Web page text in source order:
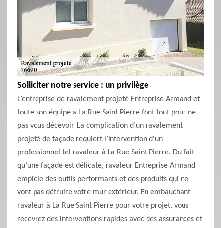
Solliciter notre service : un privilège
L’entreprise de ravalement projeté Entreprise Armand et
toute son équipe à La Rue Saint Pierre font tout pour ne
pas vous décevoir. La complication d’un ravalement
projeté de façade requiert l’intervention d'un
professionnel tel ravaleur à La Rue Saint Pierre. Du fait
qu’une façade est délicate, ravaleur Entreprise Armand
emploie des outils performants et des produits qui ne
vont pas détruire votre mur extérieur. En embauchant
ravaleur à La Rue Saint Pierre pour votre projet, vous
recevrez des interventions rapides avec des assurances et